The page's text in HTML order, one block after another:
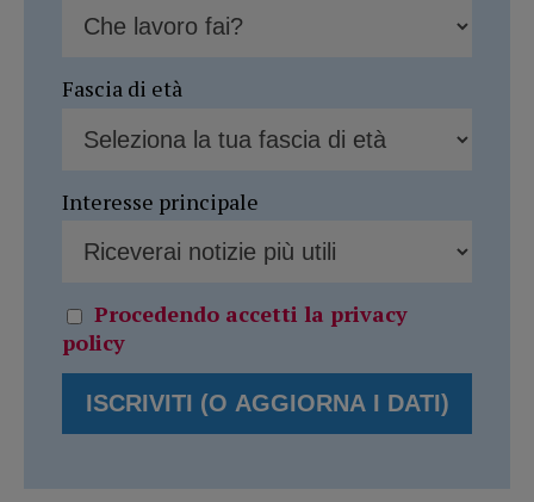
Fascia di età
Interesse principale
Procedendo accetti la privacy
policy